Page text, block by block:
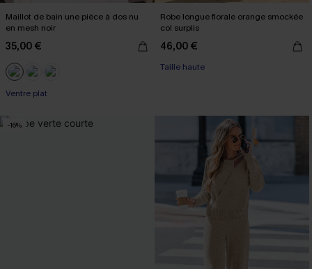
Maillot de bain une pièce à dos nu
en mesh noir
35,00 €
Ventre plat
Robe longue florale orange smockée
col surplis
46,00 €
Taille haute
-16%